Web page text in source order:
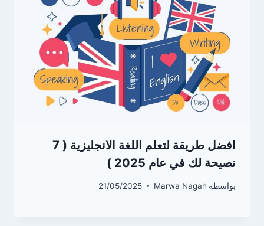
افضل طريقة لتعلم اللغة الانجليزية ( 7
نصيحة لك في عام 2025 )
بواسطة Marwa Nagah
21/05/2025